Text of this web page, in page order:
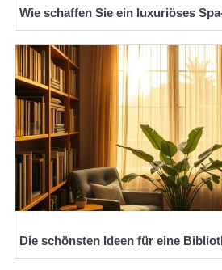
Wie schaffen Sie ein luxuriöses
Die schönsten Ideen für eine